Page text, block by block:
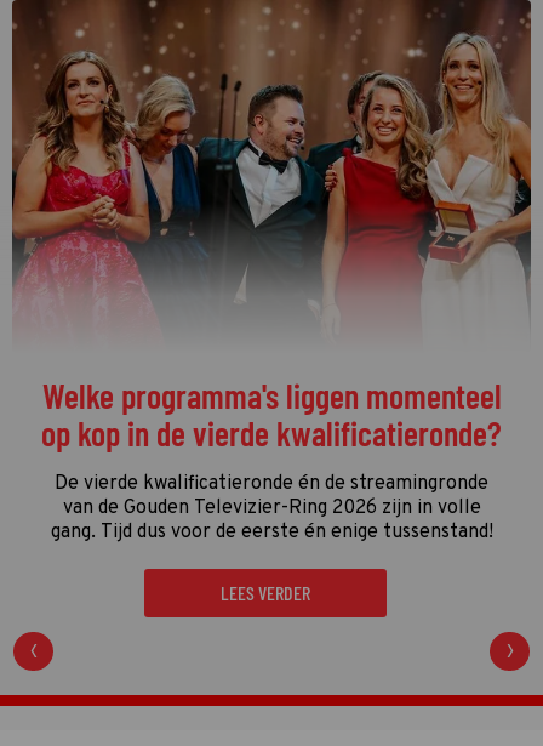
Welke programma's liggen momenteel
op kop in de vierde kwalificatieronde?
De vierde kwalificatieronde én de streamingronde
van de Gouden Televizier-Ring 2026 zijn in volle
gang. Tijd dus voor de eerste én enige tussenstand!
LEES VERDER